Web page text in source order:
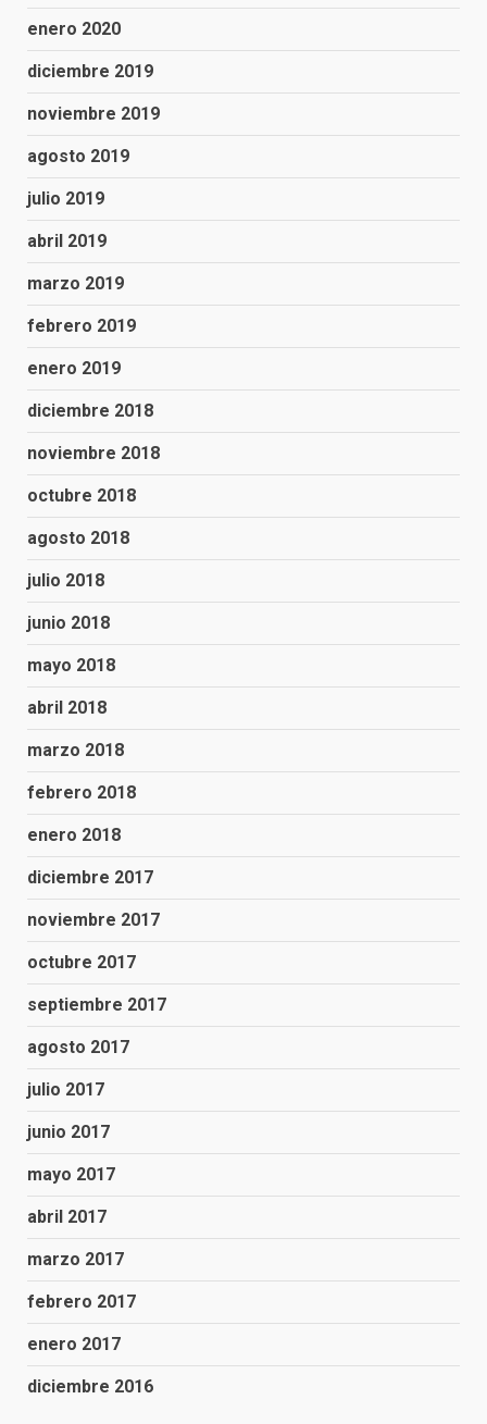
enero 2020
diciembre 2019
noviembre 2019
agosto 2019
julio 2019
abril 2019
marzo 2019
febrero 2019
enero 2019
diciembre 2018
noviembre 2018
octubre 2018
agosto 2018
julio 2018
junio 2018
mayo 2018
abril 2018
marzo 2018
febrero 2018
enero 2018
diciembre 2017
noviembre 2017
octubre 2017
septiembre 2017
agosto 2017
julio 2017
junio 2017
mayo 2017
abril 2017
marzo 2017
febrero 2017
enero 2017
diciembre 2016